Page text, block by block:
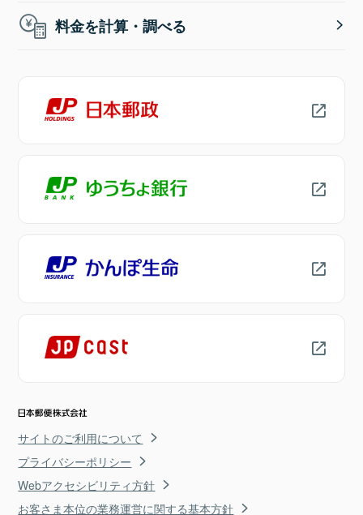
料金を計算・調べる
サイトのご利用について
プライバシーポリシー
Webアクセシビリティ方針
お客さま本位の業務運営に関する基本方針